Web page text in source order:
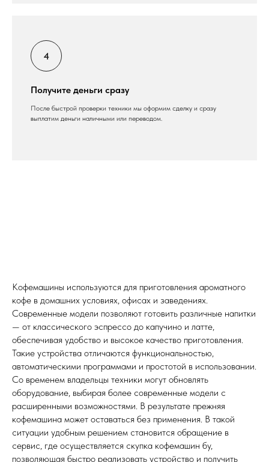
Получите деньги сразу
После быстрой проверки техники мы оформим сделку и сразу
выплатим деньги наличными или переводом.
Кофемашины используются для приготовления ароматного
кофе в домашних условиях, офисах и заведениях.
Современные модели позволяют готовить различные напитки
— от классического эспрессо до капучино и латте,
обеспечивая удобство и высокое качество приготовления.
Такие устройства отличаются функциональностью,
автоматическими программами и простотой в использовании.
Со временем владельцы техники могут обновлять
оборудование, выбирая более современные модели с
расширенными возможностями. В результате прежняя
кофемашина может оставаться без применения. В такой
ситуации удобным решением становится обращение в
сервис, где осуществляется скупка кофемашин бу,
позволяющая быстро реализовать устройство и получить